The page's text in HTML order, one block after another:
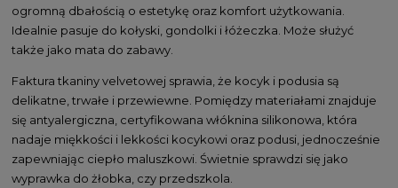
ogromną dbałością o estetykę oraz komfort użytkowania.
Idealnie pasuje do kołyski, gondolki i łóżeczka. Może służyć
także jako mata do zabawy.
Faktura tkaniny velvetowej sprawia, że kocyk i podusia są
delikatne, trwałe i przewiewne. Pomiędzy materiałami znajduje
się antyalergiczna, certyfikowana włóknina silikonowa, która
nadaje miękkości i lekkości kocykowi oraz podusi, jednocześnie
zapewniając ciepło maluszkowi. Świetnie sprawdzi się jako
wyprawka do żłobka, czy przedszkola.